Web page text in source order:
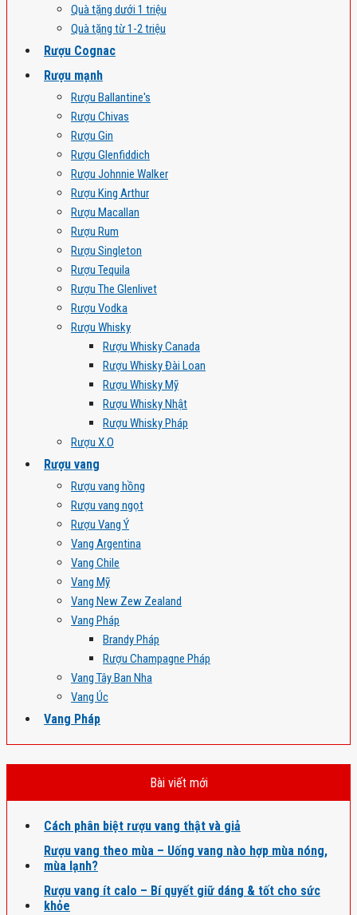
Quà tặng dưới 1 triệu
Quà tặng từ 1-2 triệu
Rượu Cognac
Rượu mạnh
Rượu Ballantine's
Rượu Chivas
Rượu Gin
Rượu Glenfiddich
Rượu Johnnie Walker
Rượu King Arthur
Rượu Macallan
Rượu Rum
Rượu Singleton
Rượu Tequila
Rượu The Glenlivet
Rượu Vodka
Rượu Whisky
Rượu Whisky Canada
Rượu Whisky Đài Loan
Rượu Whisky Mỹ
Rượu Whisky Nhật
Rượu Whisky Pháp
Rượu X.O
Rượu vang
Rượu vang hồng
Rượu vang ngọt
Rượu Vang Ý
Vang Argentina
Vang Chile
Vang Mỹ
Vang New Zew Zealand
Vang Pháp
Brandy Pháp
Rượu Champagne Pháp
Vang Tây Ban Nha
Vang Úc
Vang Pháp
Bài viết mới
Cách phân biệt rượu vang thật và giả
Rượu vang theo mùa – Uống vang nào hợp mùa nóng,
mùa lạnh?
Rượu vang ít calo – Bí quyết giữ dáng & tốt cho sức
khỏe